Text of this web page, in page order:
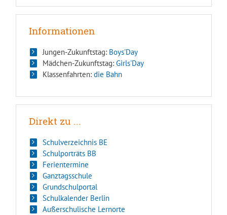
Informationen
Jungen-Zukunftstag: Boys'Day
Mädchen-Zukunftstag:Girls'Day
Klassenfahrten:die Bahn
Direkt zu ...
Schulverzeichnis BE
Schulporträts BB
Ferientermine
Ganztagsschule
Grundschulportal
Schulkalender Berlin
Außerschulische Lernorte